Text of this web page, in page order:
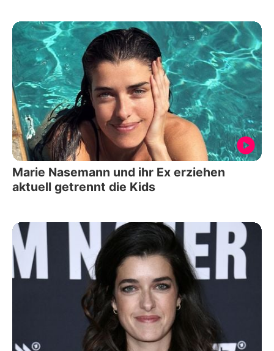
Marie Nasemann und ihr Ex erziehen
aktuell getrennt die Kids